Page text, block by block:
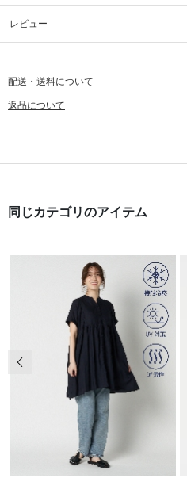
レビュー
配送・送料について
返品について
同じカテゴリのアイテム
前の画像